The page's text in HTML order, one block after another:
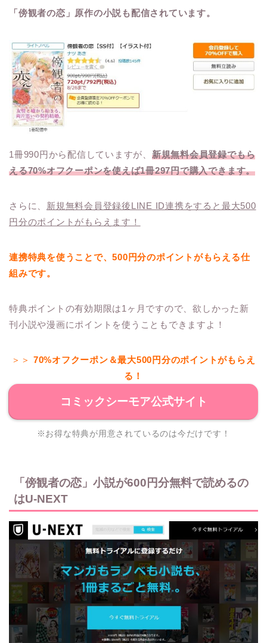
「傍観者の恋」原作の小説も配信されています。
1冊990円から配信していますが、 新規無料会員登録でもら
える70%オフクーポンを使えば1冊297円で購入できます。
さらに、 新規無料会員登録後LINE ID連携をすると最大500
円分のポイントがもらえます！
連携特典を使うことで、500円分のポイントがもらえる仕
組みです。
特典ポイントの有効期限は1ヶ月ですので、欲しかった新
刊小説や漫画にポイントを使うこともできますよ！
＞＞ 70%オフクーポン＆最大500円分のポイントがもらえ
る！
コミックシーモア公式サイト
※お得な特典が用意されているのは今だけです！
「傍観者の恋」小説が600円分無料で読めるの
はU-NEXT